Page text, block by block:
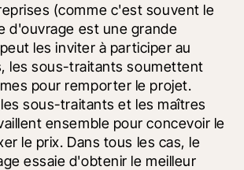
(comme c'est souvent le
d'ouvrage est une grande
les inviter à participer au
les sous-traitants soumettent
pour remporter le projet.
sous-traitants et les maîtres
ensemble pour concevoir le
le prix. Dans tous les cas, le
essaie d'obtenir le meilleur